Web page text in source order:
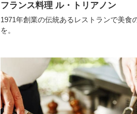
フランス料理 ル・トリアノン
1971年創業の伝統あるレストランで美食
を。